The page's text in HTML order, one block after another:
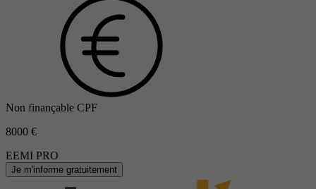
Non finançable CPF
8000 €
EEMI PRO
Je m'informe gratuitement